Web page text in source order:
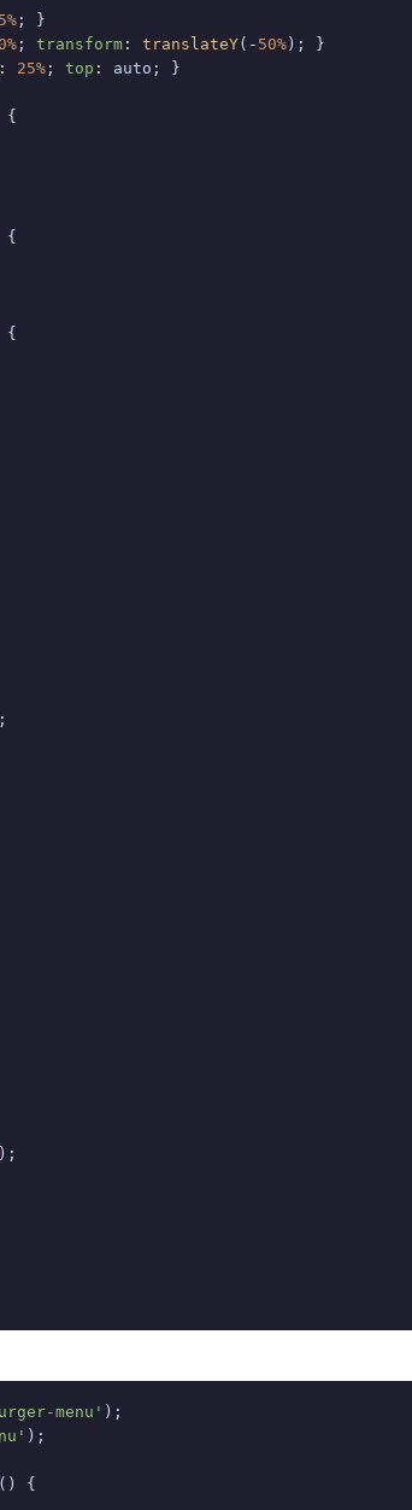
; transform : translateY(- 50%
: 25% ; top : auto; }
{
{
{
);
menu'
);
) {